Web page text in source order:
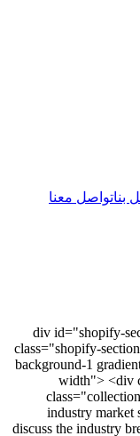
بناتواصل معنا
<div id="shopify-
class="shopify-
background-1
width"> <div
industry market
discuss the industry